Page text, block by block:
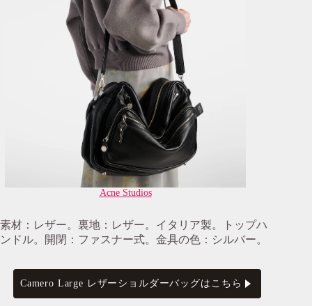
Acne Studios
素材：レザー。裏地：レザー。イタリア製。トップハ
ンドル。開閉：ファスナー式。金具の色：シルバー。
Camero Large レザーショルダーバッグはこちら